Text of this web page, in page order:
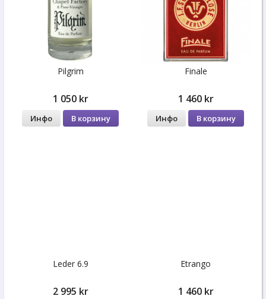
Pilgrim
1 050 kr
Инфо В корзину
Finale
1 460 kr
Инфо В корзину
Leder 6.9
2 995 kr
Etrango
1 460 kr